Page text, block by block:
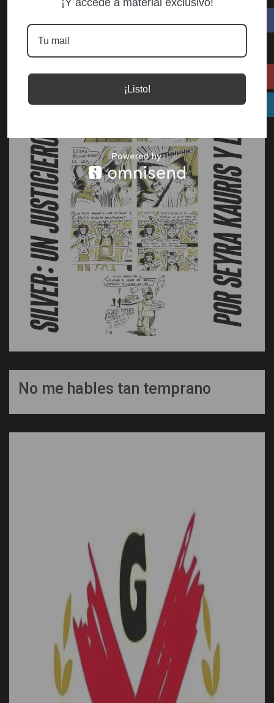
No me hables tan temprano
¡Listo!